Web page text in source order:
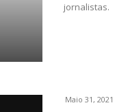
jornalistas.
Maio 31, 2021